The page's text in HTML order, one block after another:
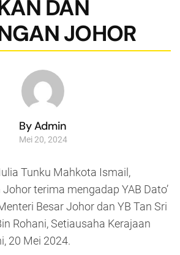
DAN
JOHOR
By Admin
Mei 20, 2024
Tunku Mahkota Ismail,
terima mengadap YAB Dato’
Besar Johor dan YB Tan Sri
Rohani, Setiausaha Kerajaan
20 Mei 2024.